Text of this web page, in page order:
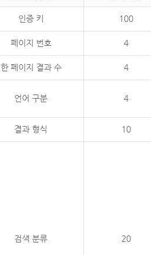
인증 키 100
페이지 번호 4
한 페이지 결과 수 4
언어 구분 4
결과 형식 10
검색 분류 20